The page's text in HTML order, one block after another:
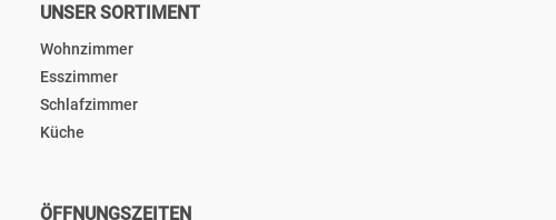
UNSER SORTIMENT
Wohnzimmer
Esszimmer
Schlafzimmer
Küche
ÖFFNUNGSZEITEN